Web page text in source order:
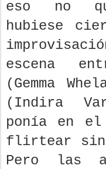
eso no
hubiese
escena
(Gemma
(Indira
ponía en
flirtear sin
Pero las